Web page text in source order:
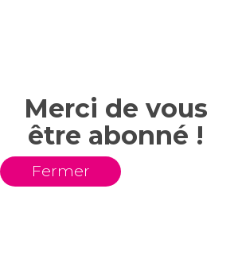
Merci de vous
être abonné !
Fermer